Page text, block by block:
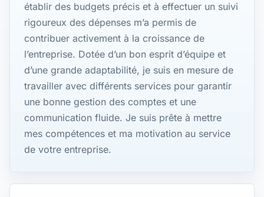
établir des budgets précis et à effectuer un suivi
rigoureux des dépenses m’a permis de
contribuer activement à la croissance de
l’entreprise. Dotée d’un bon esprit d’équipe et
d’une grande adaptabilité, je suis en mesure de
travailler avec différents services pour garantir
une bonne gestion des comptes et une
communication fluide. Je suis prête à mettre
mes compétences et ma motivation au service
de votre entreprise.